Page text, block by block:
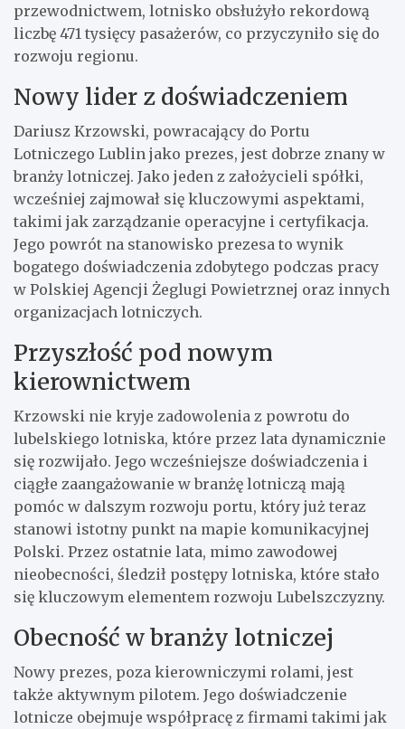
przewodnictwem, lotnisko obsłużyło rekordową
liczbę 471 tysięcy pasażerów, co przyczyniło się do
rozwoju regionu.
Nowy lider z doświadczeniem
Dariusz Krzowski, powracający do Portu
Lotniczego Lublin jako prezes, jest dobrze znany w
branży lotniczej. Jako jeden z założycieli spółki,
wcześniej zajmował się kluczowymi aspektami,
takimi jak zarządzanie operacyjne i certyfikacja.
Jego powrót na stanowisko prezesa to wynik
bogatego doświadczenia zdobytego podczas pracy
w Polskiej Agencji Żeglugi Powietrznej oraz innych
organizacjach lotniczych.
Przyszłość pod nowym
kierownictwem
Krzowski nie kryje zadowolenia z powrotu do
lubelskiego lotniska, które przez lata dynamicznie
się rozwijało. Jego wcześniejsze doświadczenia i
ciągłe zaangażowanie w branżę lotniczą mają
pomóc w dalszym rozwoju portu, który już teraz
stanowi istotny punkt na mapie komunikacyjnej
Polski. Przez ostatnie lata, mimo zawodowej
nieobecności, śledził postępy lotniska, które stało
się kluczowym elementem rozwoju Lubelszczyzny.
Obecność w branży lotniczej
Nowy prezes, poza kierowniczymi rolami, jest
także aktywnym pilotem. Jego doświadczenie
lotnicze obejmuje współpracę z firmami takimi jak